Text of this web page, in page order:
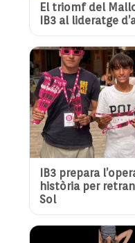
El triomf del
IB3 al lideratge
IB3 prepara
història per
Sol